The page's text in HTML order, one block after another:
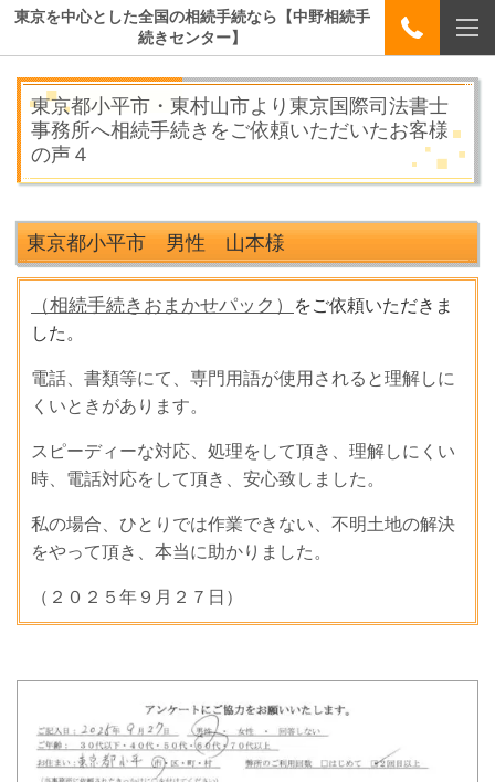
東京を中心とした全国の相続手続なら【中野相続手
続きセンター】
東京都小平市・東村山市より東京国際司法書士
事務所へ相続手続きをご依頼いただいたお客様
の声４
東京都小平市 男性 山本様
（相続手続きおまかせパック）
をご依頼いただきま
した。
電話、書類等にて、専門用語が使用されると理解しに
くいときがあります。
スピーディーな対応、処理をして頂き、理解しにくい
時、電話対応をして頂き、安心致しました。
私の場合、ひとりでは作業できない、不明土地の解決
をやって頂き、本当に助かりました。
（２０２５年９月２７日）